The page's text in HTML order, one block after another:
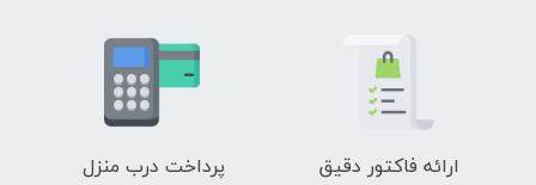
ارائه فاکتور دقیق پرداخت درب منزل